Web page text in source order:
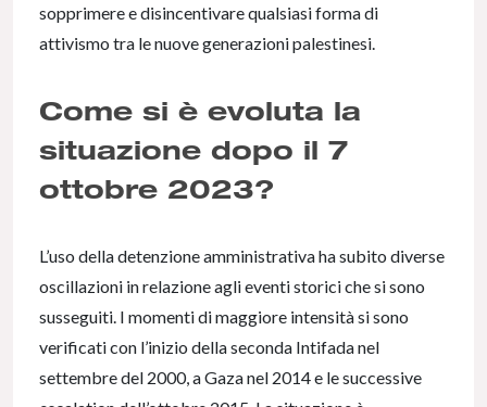
sopprimere e disincentivare qualsiasi forma di
attivismo tra le nuove generazioni palestinesi.
Come si è evoluta la
situazione dopo il 7
ottobre 2023?
L’uso della detenzione amministrativa ha subito diverse
oscillazioni in relazione agli eventi storici che si sono
susseguiti. I momenti di maggiore intensità si sono
verificati con l’inizio della seconda Intifada nel
settembre del 2000, a Gaza nel 2014 e le successive